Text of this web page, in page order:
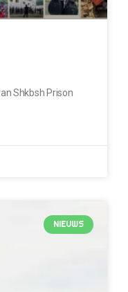
Shkbsh Prison
NIEUWS